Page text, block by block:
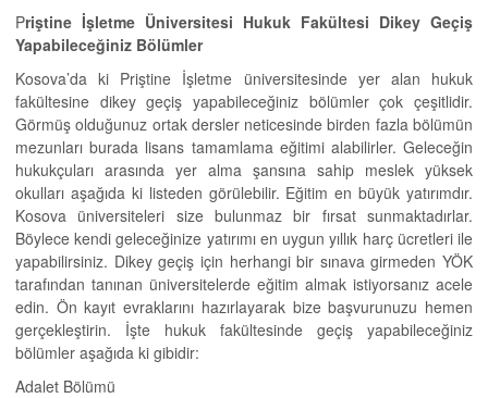
Priştine İşletme Üniversitesi Hukuk Fakültesi Dikey Geçiş
Yapabileceğiniz Bölümler
Kosova’da ki Priştine İşletme üniversitesinde yer alan hukuk
fakültesine dikey geçiş yapabileceğiniz bölümler çok çeşitlidir.
Görmüş olduğunuz ortak dersler neticesinde birden fazla bölümün
mezunları burada lisans tamamlama eğitimi alabilirler. Geleceğin
hukukçuları arasında yer alma şansına sahip meslek yüksek
okulları aşağıda ki listeden görülebilir. Eğitim en büyük yatırımdır.
Kosova üniversiteleri size bulunmaz bir fırsat sunmaktadırlar.
Böylece kendi geleceğinize yatırımı en uygun yıllık harç ücretleri ile
yapabilirsiniz. Dikey geçiş için herhangi bir sınava girmeden YÖK
tarafından tanınan üniversitelerde eğitim almak istiyorsanız acele
edin. Ön kayıt evraklarını hazırlayarak bize başvurunuzu hemen
gerçekleştirin. İşte hukuk fakültesinde geçiş yapabileceğiniz
bölümler aşağıda ki gibidir:
Adalet Bölümü